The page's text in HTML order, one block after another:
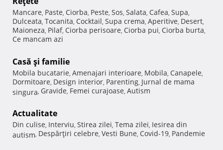
Mancare, Paste, Ciorba, Peste, Sos, Salata, Cafea, Supa,
Dulceata, Tocanita, Cocktail, Supa crema, Aperitive, Desert,
Maioneza, Pilaf, Ciorba perisoare, Ciorba pui, Ciorba burta,
Ce mancam azi
Casă şi familie
Mobila bucatarie, Amenajari interioare, Mobila, Canapele,
Dormitoare, Design interior, Parenting, Jurnal de mama
singura, Gravide, Femei curajoase, Autism
Actualitate
Din culise, Interviu, Stirea zilei, Tema zilei, Iesirea din
autism, Despărţiri celebre, Vesti Bune, Covid-19, Pandemie